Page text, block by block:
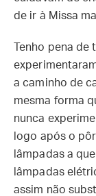
de ir à Missa
Tenho pena
a caminho de
mesma forma
nunca
logo após o
lâmpadas a
lâmpadas
assim não